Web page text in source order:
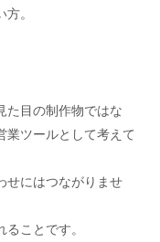
。
た目の制作物ではな
業ツールとして考えて
せにはつながりませ
ことです。